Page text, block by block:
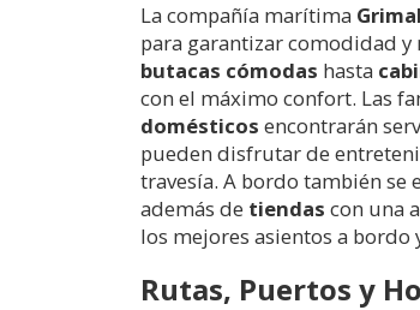
La compañía marítima
para garantizar comodidad y
butacas cómodas hasta
con el máximo confort. Las
domésticos encontrarán
pueden disfrutar de
travesía. A bordo también se
además de tiendas con una
los mejores asientos a
Rutas, Puertos y